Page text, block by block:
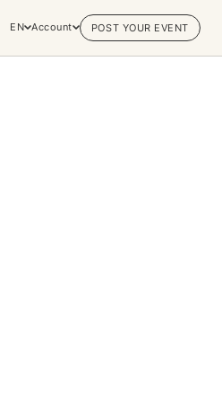
EN Account POST YOUR EVENT